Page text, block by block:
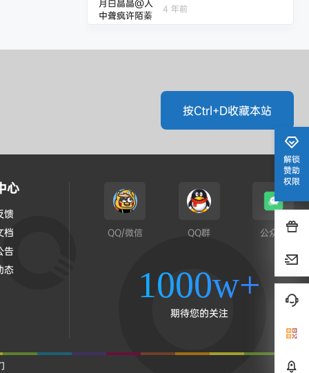
4 年前
解锁
赞助
权限
按Ctrl+D收藏本站
心
馈
档
告
态
QQ/微信 QQ群 公众号
1000w+
期待您的关注